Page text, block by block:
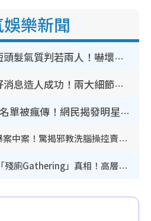
樂新聞
簡淑兒染金毛剪短頭髮氣質判若兩人！嚇壞老公麥大力都認唔出：「你做咩事？」
湯洛雯傳終於有好消息造人成功！兩大細節曝孕味極濃惹猜測：大肚婆先會咁！
8大最冇禮貌藝人名單被瘋傳！網民揭發明星真面目 一致數臭呢位係無品天花板？
銀行高層「沉船」爆案中案！驚揭邪教洗腦操控賣淫被吞600萬 幕後黑手講多錯多
林芊妤親解12年前「殘廁Gathering」真相！高層解約一句話重創尊嚴至今拒返TVB